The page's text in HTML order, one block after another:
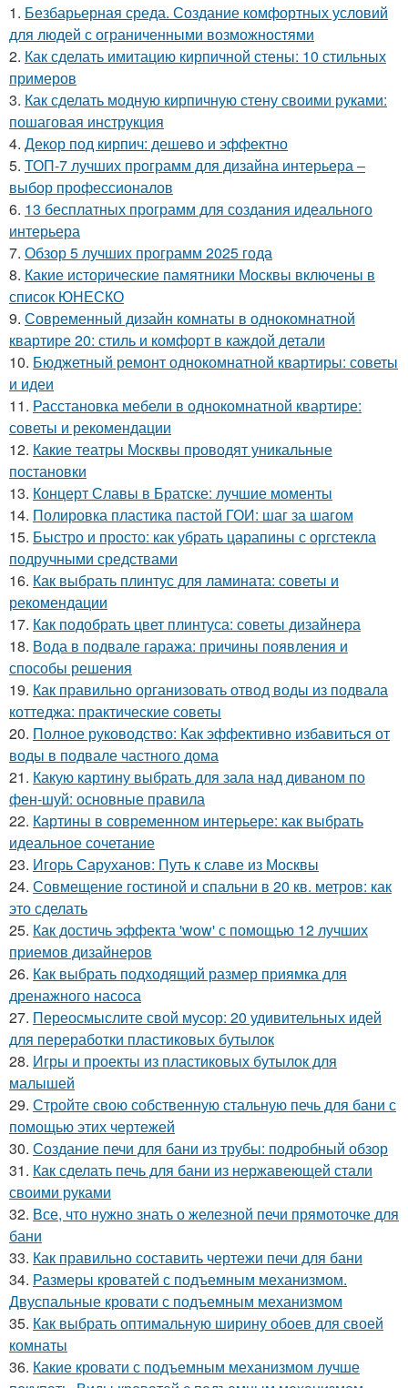
1. Безбарьерная среда. Создание комфортных условий
для людей с ограниченными возможностями
2. Как сделать имитацию кирпичной стены: 10 стильных
примеров
3. Как сделать модную кирпичную стену своими руками:
пошаговая инструкция
4. Декор под кирпич: дешево и эффектно
5. ТОП-7 лучших программ для дизайна интерьера –
выбор профессионалов
6. 13 бесплатных программ для создания идеального
интерьера
7. Обзор 5 лучших программ 2025 года
8. Какие исторические памятники Москвы включены в
список ЮНЕСКО
9. Современный дизайн комнаты в однокомнатной
квартире 20: стиль и комфорт в каждой детали
10. Бюджетный ремонт однокомнатной квартиры: советы
и идеи
11. Расстановка мебели в однокомнатной квартире:
советы и рекомендации
12. Какие театры Москвы проводят уникальные
постановки
13. Концерт Славы в Братске: лучшие моменты
14. Полировка пластика пастой ГОИ: шаг за шагом
15. Быстро и просто: как убрать царапины с оргстекла
подручными средствами
16. Как выбрать плинтус для ламината: советы и
рекомендации
17. Как подобрать цвет плинтуса: советы дизайнера
18. Вода в подвале гаража: причины появления и
способы решения
19. Как правильно организовать отвод воды из подвала
коттеджа: практические советы
20. Полное руководство: Как эффективно избавиться от
воды в подвале частного дома
21. Какую картину выбрать для зала над диваном по
фен-шуй: основные правила
22. Картины в современном интерьере: как выбрать
идеальное сочетание
23. Игорь Саруханов: Путь к славе из Москвы
24. Совмещение гостиной и спальни в 20 кв. метров: как
это сделать
25. Как достичь эффекта 'wow' с помощью 12 лучших
приемов дизайнеров
26. Как выбрать подходящий размер приямка для
дренажного насоса
27. Переосмыслите свой мусор: 20 удивительных идей
для переработки пластиковых бутылок
28. Игры и проекты из пластиковых бутылок для
малышей
29. Стройте свою собственную стальную печь для бани с
помощью этих чертежей
30. Создание печи для бани из трубы: подробный обзор
31. Как сделать печь для бани из нержавеющей стали
своими руками
32. Все, что нужно знать о железной печи прямоточке для
бани
33. Как правильно составить чертежи печи для бани
34. Размеры кроватей с подъемным механизмом.
Двуспальные кровати с подъемным механизмом
35. Как выбрать оптимальную ширину обоев для своей
комнаты
36. Какие кровати с подъемным механизмом лучше